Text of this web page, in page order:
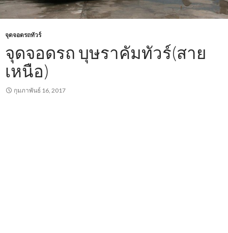
จุดจอดรถทัวร์
จุดจอดรถ บุษราคัมทัวร์(สาย
เหนือ)
กุมภาพันธ์ 16, 2017